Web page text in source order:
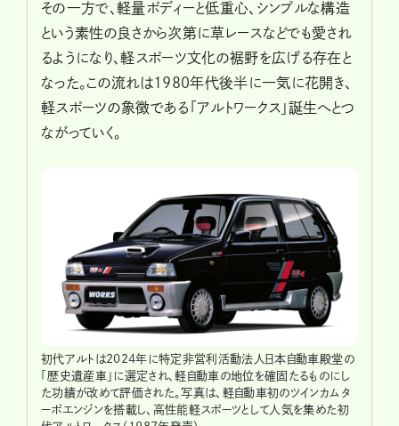
その一方で、軽量ボディーと低重心、シンプルな構造
という素性の良さから次第に草レースなどでも愛され
るようになり、軽スポーツ文化の裾野を広げる存在と
なった。この流れは1980年代後半に一気に花開き、
軽スポーツの象徴である「アルトワークス」誕生へとつ
ながっていく。
初代アルトは2024年に特定非営利活動法人日本自動車殿堂の
「歴史遺産車」に選定され、軽自動車の地位を確固たるものにし
た功績が改めて評価された。写真は、軽自動車初のツインカムタ
ーボエンジンを搭載し、高性能軽スポーツとして人気を集めた初